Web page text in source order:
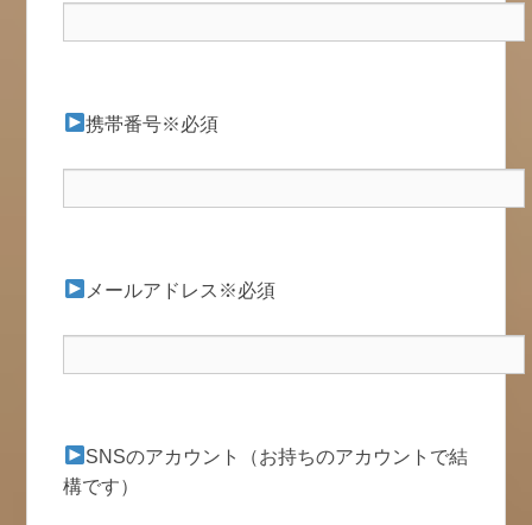
携帯番号※必須
メールアドレス※必須
SNSのアカウント（お持ちのアカウントで結
構です）